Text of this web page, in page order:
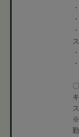
※